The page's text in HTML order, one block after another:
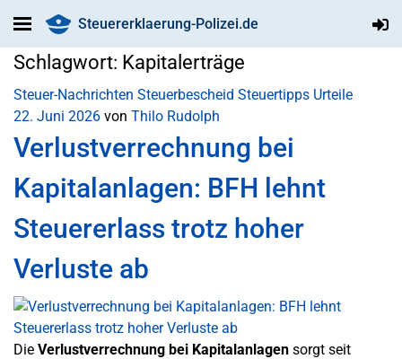
Steuererklaerung-Polizei.de
Schlagwort: Kapitalerträge
Steuer-Nachrichten Steuerbescheid Steuertipps Urteile
22. Juni 2026 von Thilo Rudolph
Verlustverrechnung bei
Kapitalanlagen: BFH lehnt
Steuererlass trotz hoher
Verluste ab
Die Verlustverrechnung bei Kapitalanlagen sorgt seit